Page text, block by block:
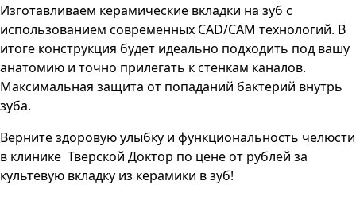
Изготавливаем керамические вкладки на зуб с
использованием современных CAD/CAM технологий. В
итоге конструкция будет идеально подходить под вашу
анатомию и точно прилегать к стенкам каналов.
Максимальная защита от попаданий бактерий внутрь
зуба.
Верните здоровую улыбку и функциональность челюсти
в клинике Тверской Доктор по цене от рублей за
культевую вкладку из керамики в зуб!